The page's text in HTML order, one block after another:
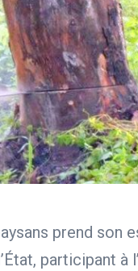
prend son
participant à